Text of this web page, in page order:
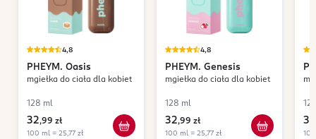
4,8
PHEYM. Oasis
mgiełka do ciała dla kobiet
128 ml
32,99 zł
100 ml = 25,77 zł
4,8
PHEYM. Genesis
mgiełka do ciała dla kobiet
128 ml
32,99 zł
100 ml = 25,77 zł
32